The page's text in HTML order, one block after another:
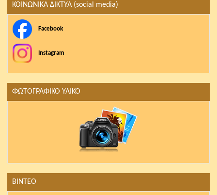
ΚΟΙΝΩΝΙΚΑ ΔΙΚΤΥΑ (social media)
Facebook
Instagram
ΦΩΤΟΓΡΑΦΙΚΟ ΥΛΙΚΟ
ΒΙΝΤΕΟ